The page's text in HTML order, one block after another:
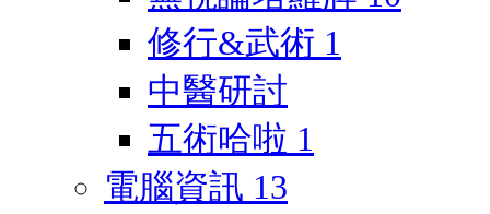
修行&武術 1
中醫研討
五術哈啦 1
電腦資訊 13